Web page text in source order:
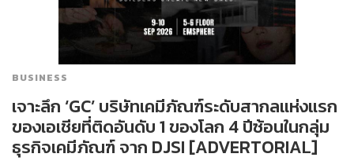
BUSINESS
เจาะลึก ‘GC’ บริษัทเคมีภัณฑ์ระดับสากลแห่งแรก
ของเอเชียที่ติดอันดับ 1 ของโลก 4 ปีซ้อนในกลุ่ม
ธุรกิจเคมีภัณฑ์ จาก DJSI [ADVERTORIAL]